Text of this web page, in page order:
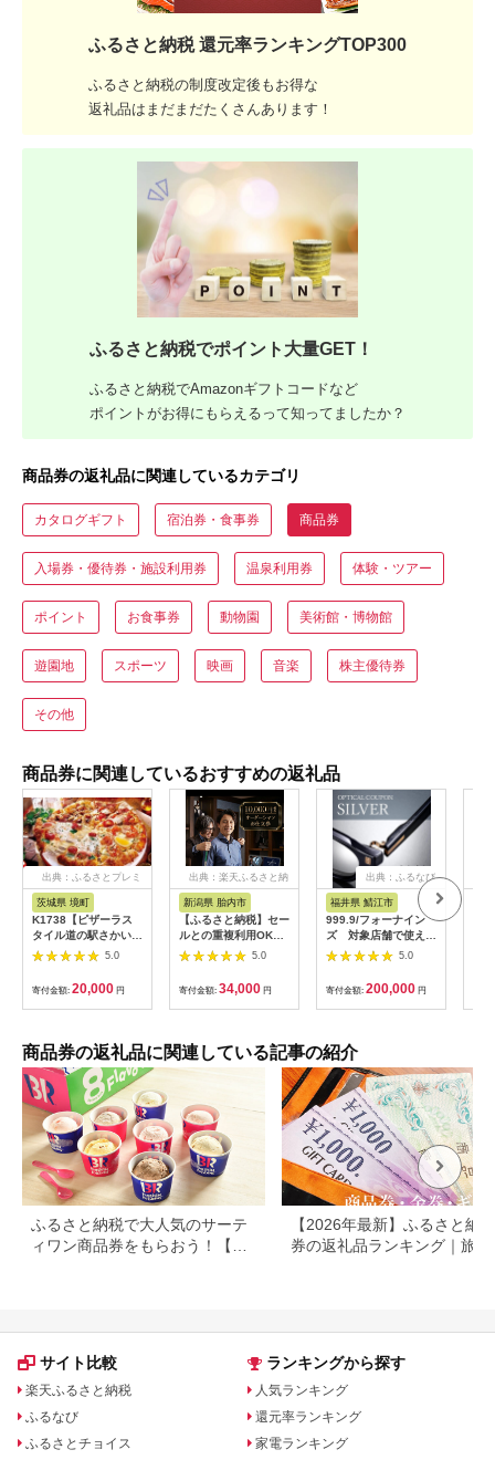
ふるさと納税 還元率ランキングTOP300
ふるさと納税の制度改定後もお得な
返礼品はまだまだたくさんあります！
ふるさと納税でポイント大量GET！
ふるさと納税でAmazonギフトコードなど
ポイントがお得にもらえるって知ってましたか？
商品券の返礼品に関連しているカテゴリ
カタログギフト 宿泊券・食事券 商品券
入場券・優待券・施設利用券 温泉利用券 体験・ツアー
ポイント お食事券 動物園 美術館・博物館
遊園地 スポーツ 映画 音楽 株主優待券
その他
商品券に関連しているおすすめの返礼品
出典：ふるさとプレミ
茨城県 境町
K1738【ピザーラス
タイル道の駅さかい店
限定】ピザーラ利用券
(6,000円相当)
5.0
寄付金額: 20,000 円
出典：楽天ふるさと納
新潟県 胎内市
【ふるさと納税】セー
ルとの重複利用OK
10,000円相当オーダ
ーシャツお仕立券【ビ
ッグヴィジョン】
5.0
寄付金額: 34,000 円
出典：ふるなび
福井県 鯖江市
999.9/フォーナイン
ズ 対象店舗で使える
眼鏡引換券（6万円相
当）Silver np m [N-
5.0
寄付金額: 200,000 円
商品券の返礼品に関連している記事の紹介
ふるさと納税で大人気のサーテ
ィワン商品券をもらおう！【静
【2026年最新】ふるさと納
券の返礼品ランキング｜旅行
サイト比較
楽天ふるさと納税
ふるなび
ふるさとチョイス
ランキングから探す
人気ランキング
還元率ランキング
家電ランキング